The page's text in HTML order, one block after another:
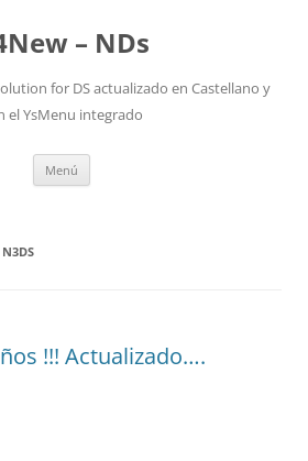
– NDs
for DS actualizado en Castellano y
el YsMenu integrado
Menú
N3DS
!!! Actualizado….